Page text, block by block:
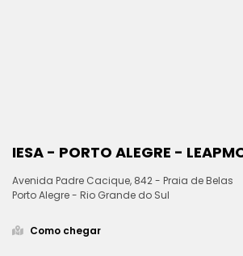
IESA - PORTO ALEGRE -
Avenida Padre Cacique, 842 - Praia de Belas
Porto Alegre - Rio Grande do Sul
Como chegar